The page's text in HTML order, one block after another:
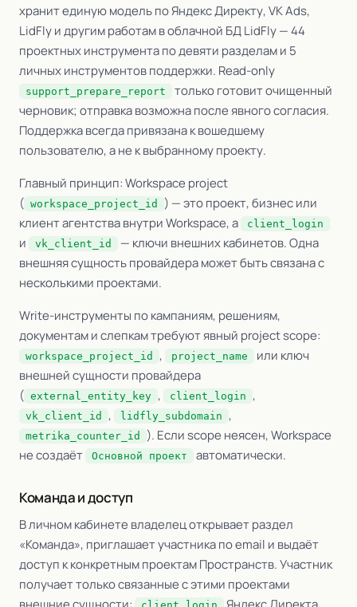
хранит единую модель по Яндекс Директу, VK Ads,
LidFly и другим работам в облачной БД LidFly — 44
проектных инструмента по девяти разделам и 5
личных инструментов поддержки. Read-only
support_prepare_report
только готовит очищенный
черновик; отправка возможна после явного согласия.
Поддержка всегда привязана к вошедшему
пользователю, а не к выбранному проекту.
Главный принцип: Workspace project
( workspace_project_id
) — это проект, бизнес или
клиент агентства внутри Workspace, а
client_login
и vk_client_id
— ключи внешних кабинетов. Одна
внешняя сущность провайдера может быть связана с
несколькими проектами.
Write-инструменты по кампаниям, решениям,
документам и слепкам требуют явный project scope:
workspace_project_id , project_name
или ключ
внешней сущности провайдера
( external_entity_key , client_login ,
vk_client_id , lidfly_subdomain ,
metrika_counter_id
). Если scope неясен, Workspace
не создаёт
Основной проект автоматически.
Команда и доступ
В личном кабинете владелец открывает раздел
«Команда», приглашает участника по email и выдаёт
доступ к конкретным проектам Пространств. Участник
получает только связанные с этими проектами